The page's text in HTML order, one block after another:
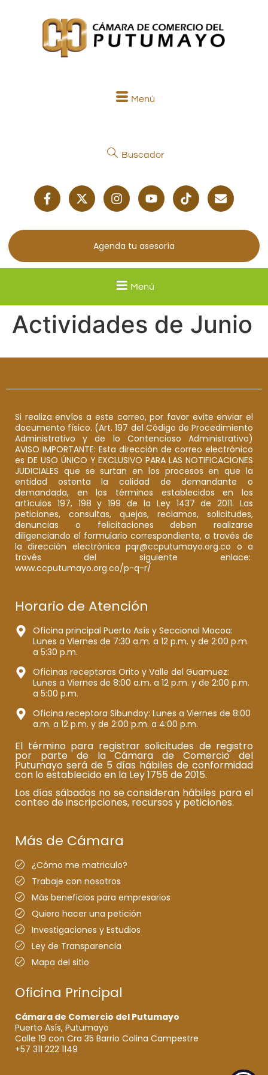
Menú
Buscador
Agenda tu asesoría
Menú
Actividades de Junio
Si realiza envíos a este correo, por favor evite enviar el
documento físico. (Art. 197 del Código de Procedimiento
Administrativo y de lo Contencioso Administrativo)
AVISO IMPORTANTE: Esta dirección de correo electrónico
es DE USO ÚNICO Y EXCLUSIVO PARA LAS NOTIFICACIONES
JUDICIALES que se surtan en los procesos en que la
entidad ostenta la calidad de demandante o
demandada, en los términos establecidos en los
artículos 197, 198 y 199 de la Ley 1437 de 2011. Las
peticiones, consultas, quejas, reclamos, solicitudes,
denuncias o felicitaciones deben realizarse
diligenciando el formulario correspondiente, a través de
la dirección electrónica pqr@ccputumayo.org.co o a
través del siguiente enlace:
www.ccputumayo.org.co/p-q-r/
Horario de Atención
Oficina principal Puerto Asís y Seccional Mocoa:
Lunes a Viernes de 7:30 a.m. a 12 p.m. y de 2:00 p.m.
a 5:30 p.m.
Oficinas receptoras Orito y Valle del Guamuez:
Lunes a Viernes de 8:00 a.m. a 12 p.m. y de 2:00 p.m.
a 5:00 p.m.
Oficina receptora Sibundoy: Lunes a Viernes de 8:00
a.m. a 12 p.m. y de 2:00 p.m. a 4:00 p.m.
El término para registrar solicitudes de registro
por parte de la Cámara de Comercio del
Putumayo será de 5 días hábiles de conformidad
con lo establecido en la Ley 1755 de 2015.
Los días sábados no se consideran hábiles para el
conteo de inscripciones, recursos y peticiones.
Más de Cámara
¿Cómo me matriculo?
Trabaje con nosotros
Más beneficios para empresarios
Quiero hacer una petición
Investigaciones y Estudios
Ley de Transparencia
Mapa del sitio
Oficina Principal
Cámara de Comercio del Putumayo
Puerto Asís, Putumayo
Calle 19 con Cra 35 Barrio Colina Campestre
+57 311 222 1149